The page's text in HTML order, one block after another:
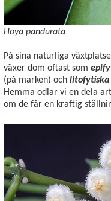
Hoya pandurata
På sina naturliga
växer dom oftast som
(på marken) och litofytiska
Hemma odlar vi en dela
om de får en kraftig